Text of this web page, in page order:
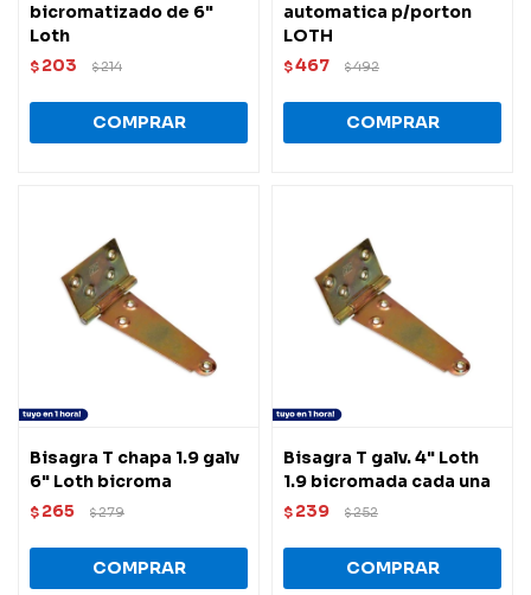
bicromatizado de 6"
Loth
$ 203 $214
automatica p/porton
LOTH
$467 $492
Bisagra T chapa 1.9 galv
6" Loth bicroma
$ 265 $279
Bisagra T galv. 4" Loth
1.9 bicromada cada una
$ 239 $252